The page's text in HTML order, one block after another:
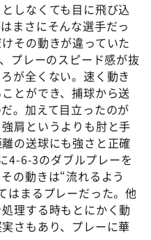
しなくても目に飛び込
まさにそんな選手だっ
その動きが違っていた
プレーのスピード感が抜
が全くない。速く動き
とができ、捕球から送
。加えて目立ったのが
肩というよりも肘と手
の送球にも強さと正確
4-6-3のダブルプレーを
の動きは“流れるよう
はまるプレーだった。他
理する時もとにかく動
さもあり、プレーに華